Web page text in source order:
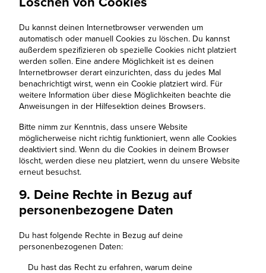
Du kannst deinen Internetbrowser verwenden um
automatisch oder manuell Cookies zu löschen. Du kannst
außerdem spezifizieren ob spezielle Cookies nicht platziert
werden sollen. Eine andere Möglichkeit ist es deinen
Internetbrowser derart einzurichten, dass du jedes Mal
benachrichtigt wirst, wenn ein Cookie platziert wird. Für
weitere Information über diese Möglichkeiten beachte die
Anweisungen in der Hilfesektion deines Browsers.
Bitte nimm zur Kenntnis, dass unsere Website
möglicherweise nicht richtig funktioniert, wenn alle Cookies
deaktiviert sind. Wenn du die Cookies in deinem Browser
löscht, werden diese neu platziert, wenn du unsere Website
erneut besuchst.
9. Deine Rechte in Bezug auf
personenbezogene Daten
Du hast folgende Rechte in Bezug auf deine
personenbezogenen Daten:
Du hast das Recht zu erfahren, warum deine